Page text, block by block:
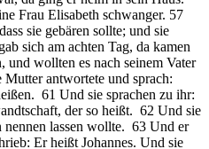
Frau Elisabeth schwanger. 57
sie gebären sollte; und sie
sich am achten Tag, da kamen
und wollten es nach seinem Vater
Mutter antwortete und sprach:
61 Und sie sprachen zu ihr:
der so heißt. 62 Und sie
lassen wollte. 63 Und er
Er heißt Johannes. Und sie